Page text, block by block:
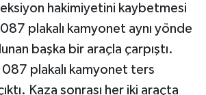
hakimiyetini kaybetmesi
plakalı kamyonet aynı yönde
başka bir araçla çarpıştı.
plakalı kamyonet ters
Kaza sonrası her iki araçta